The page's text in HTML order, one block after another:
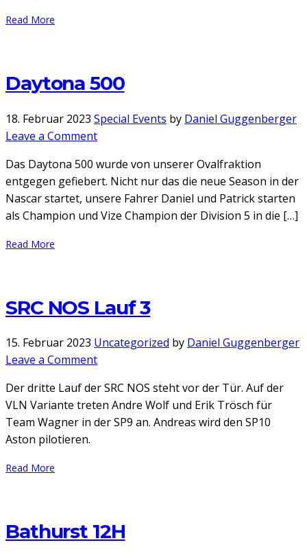
Read More
Daytona 500
18. Februar 2023 Special Events by Daniel Guggenberger
Leave a Commenton
500
Das Daytona 500 wurde von unserer Ovalfraktion
entgegen gefiebert. Nicht nur das die neue Season in der
Nascar startet, unsere Fahrer Daniel und Patrick starten
als Champion und Vize Champion der Division 5 in die […]
Read More
SRC NOS Lauf 3
15. Februar 2023 Uncategorized by Daniel Guggenberger
Leave a Commenton
NOS
Lauf
3
Der dritte Lauf der SRC NOS steht vor der Tür. Auf der
VLN Variante treten Andre Wolf und Erik Trösch für
Team Wagner in der SP9 an. Andreas wird den SP10
Aston pilotieren.
Read More
Bathurst 12H